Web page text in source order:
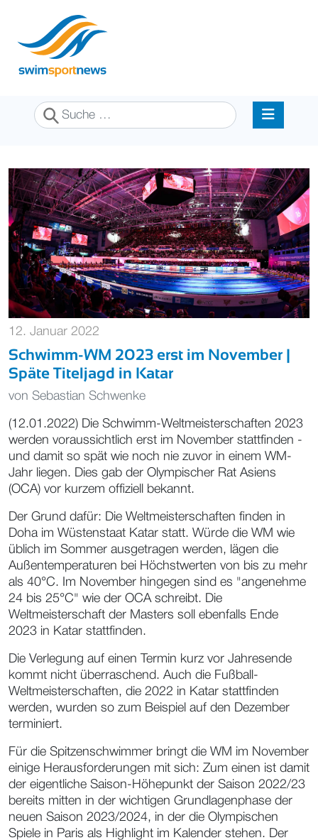
Suchen
12. Januar 2022
Schwimm-WM 2023 erst im November |
Späte Titeljagd in Katar
von Sebastian Schwenke
(12.01.2022) Die Schwimm-Weltmeisterschaften 2023
werden voraussichtlich erst im November stattfinden -
und damit so spät wie noch nie zuvor in einem WM-
Jahr liegen. Dies gab der Olympischer Rat Asiens
(OCA) vor kurzem offiziell bekannt.
Der Grund dafür: Die Weltmeisterschaften finden in
Doha im Wüstenstaat Katar statt. Würde die WM wie
üblich im Sommer ausgetragen werden, lägen die
Außentemperaturen bei Höchstwerten von bis zu mehr
als 40°C. Im November hingegen sind es "angenehme
24 bis 25°C" wie der OCA schreibt. Die
Weltmeisterschaft der Masters soll ebenfalls Ende
2023 in Katar stattfinden.
Die Verlegung auf einen Termin kurz vor Jahresende
kommt nicht überraschend. Auch die Fußball-
Weltmeisterschaften, die 2022 in Katar stattfinden
werden, wurden so zum Beispiel auf den Dezember
terminiert.
Für die Spitzenschwimmer bringt die WM im November
einige Herausforderungen mit sich: Zum einen ist damit
der eigentliche Saison-Höhepunkt der Saison 2022/23
bereits mitten in der wichtigen Grundlagenphase der
neuen Saison 2023/2024, in der die Olympischen
Spiele in Paris als Highlight im Kalender stehen. Der